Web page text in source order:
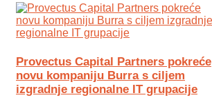
Provectus Capital Partners pokreće
novu kompaniju Burra s ciljem
izgradnje regionalne IT grupacije